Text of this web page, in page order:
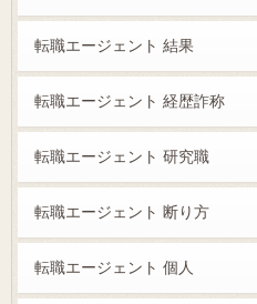
転職エージェント 結果
転職エージェント 経歴詐称
転職エージェント 研究職
転職エージェント 断り方
転職エージェント 個人